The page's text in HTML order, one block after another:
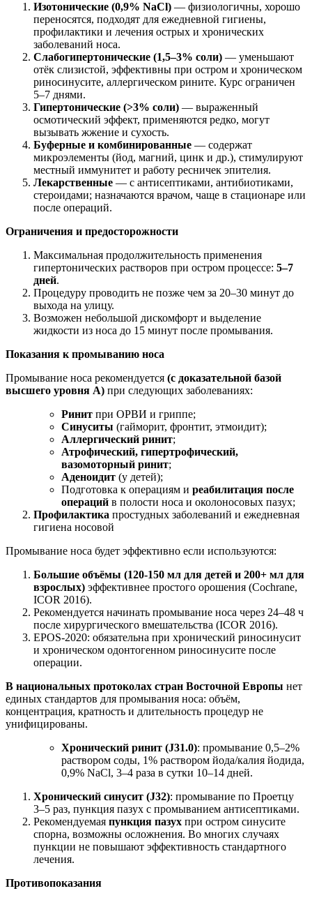
Изотонические (0,9% NaCl) — физиологичны, хорошо
переносятся, подходят для ежедневной гигиены,
профилактики и лечения острых и хронических
заболеваний носа.
Слабогипертонические (1,5–3% соли) — уменьшают
отёк слизистой, эффективны при остром и хроническом
риносинусите, аллергическом рините. Курс ограничен
5–7 днями.
Гипертонические (>3% соли) — выраженный
осмотический эффект, применяются редко, могут
вызывать жжение и сухость.
Буферные и комбинированные — содержат
микроэлементы (йод, магний, цинк и др.), стимулируют
местный иммунитет и работу ресничек эпителия.
Лекарственные — с антисептиками, антибиотиками,
стероидами; назначаются врачом, чаще в стационаре или
после операций.
Ограничения и предосторожности
Максимальная продолжительность применения
гипертонических растворов при остром процессе: 5–7
дней.
Процедуру проводить не позже чем за 20–30 минут до
выхода на улицу.
Возможен небольшой дискомфорт и выделение
жидкости из носа до 15 минут после промывания.
Показания к промыванию носа
Промывание носа рекомендуется (с доказательной базой
высшего уровня А) при следующих заболеваниях:
Ринит при ОРВИ и гриппе;
Синуситы (гайморит, фронтит, этмоидит);
Аллергический ринит;
Атрофический, гипертрофический,
вазомоторный ринит;
Аденоидит (у детей);
Подготовка к операциям и реабилитация после
операций в полости носа и околоносовых пазух;
Профилактика простудных заболеваний и ежедневная
гигиена носовой
Промывание носа будет эффективно если используются:
Большие объёмы (120-150 мл для детей и 200+ мл для
взрослых) эффективнее простого орошения (Cochrane,
ICOR 2016).
Рекомендуется начинать промывание носа через 24–48 ч
после хирургического вмешательства (ICOR 2016).
EPOS-2020: обязательна при хронический риносинусит
и хроническом одонтогенном риносинусите после
операции.
В национальных протоколах стран Восточной Европы нет
единых стандартов для промывания носа: объём,
концентрация, кратность и длительность процедур не
унифицированы.
Хронический ринит (J31.0): промывание 0,5–2%
раствором соды, 1% раствором йода/калия йодида,
0,9% NaCl, 3–4 раза в сутки 10–14 дней.
Хронический синусит (J32): промывание по Проетцу
3–5 раз, пункция пазух с промыванием антисептиками.
Рекомендуемая пункция пазух при остром синусите
спорна, возможны осложнения. Во многих случаях
пункции не повышают эффективность стандартного
лечения.
Противопоказания